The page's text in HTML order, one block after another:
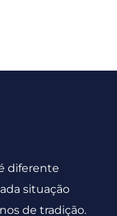
diferente
situação
de tradição.